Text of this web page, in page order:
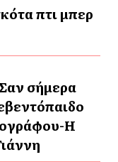
πτι μπερ
σήμερα
Η